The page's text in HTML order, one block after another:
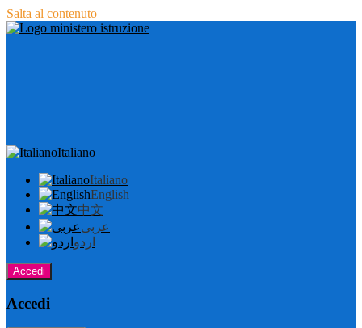
Salta al contenuto
Italiano
Italiano
English
中文
عربى
اردو
Accedi
Accedi